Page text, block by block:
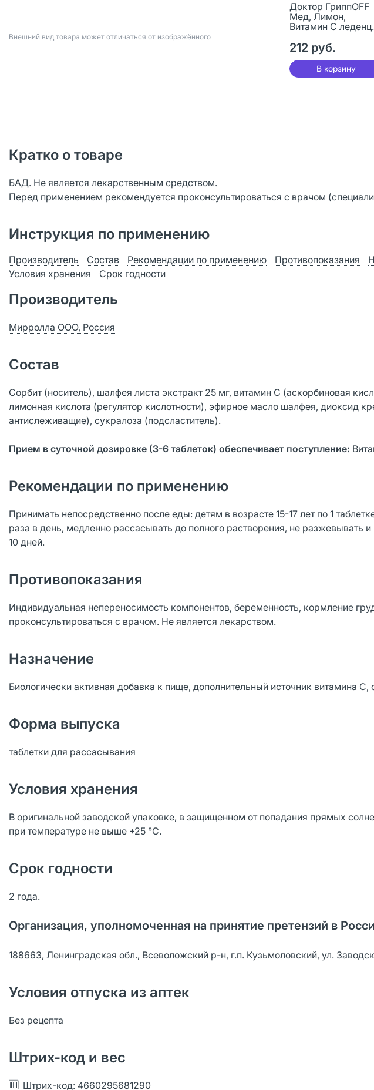
Bнешний вид товара может отличаться от изображённого
Доктор ГриппOFF
Мед, Лимон,
Витамин С
шт
212 руб.
В корзину
Кратко о товаре
БАД. Не является лекарственным средством.
Перед применением рекомендуется проконсультироваться с врачом
Инструкция по применению
Производитель Состав Рекомендации по применению Противопоказания
Условия хранения
Срок годности
Производитель
Мирролла ООО, Россия
Состав
Сорбит (носитель), шалфея листа экстракт 25 мг, витамин С (аскорбиновая
лимонная кислота (регулятор кислотности), эфирное масло шалфея, диоксид
антислеживащие), сукралоза (подсластитель).
Прием в суточной дозировке (3-6 таблеток) обеспечивает поступление:
Рекомендации по применению
Принимать непосредственно после еды: детям в возрасте 15-17 лет по 1
раза в день, медленно рассасывать до полного растворения, не разжевывать
10 дней.
Противопоказания
Индивидуальная непереносимость компонентов, беременность, кормление
проконсультироваться с врачом. Не является лекарством.
Назначение
Биологически активная добавка к пище, дополнительный источник витамина
Форма выпуска
таблетки для рассасывания
Условия хранения
В оригинальной заводской упаковке, в защищенном от попадания прямых
при температуре не выше +25 °С.
Срок годности
2 года.
Организация, уполномоченная на принятие претензий в
188663, Ленинградская обл., Всеволожский р-н, г.п. Кузьмоловский, ул.
Условия отпуска из аптек
Без рецепта
Штрих-код и вес
Штрих-код: 4660295681290